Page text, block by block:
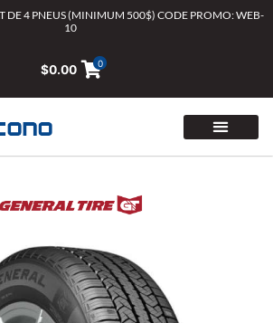
DE 4 PNEUS (MINIMUM 500$) CODE PROMO: WEB-
10
$0.00 0